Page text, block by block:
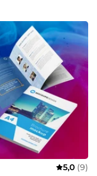
5,0 (9)